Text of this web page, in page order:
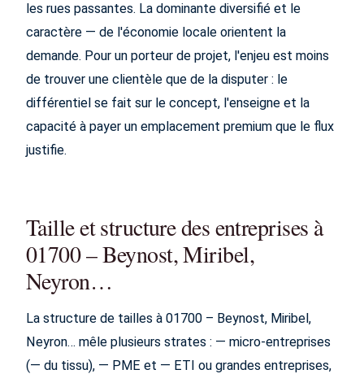
les rues passantes. La dominante diversifié et le
caractère — de l'économie locale orientent la
demande. Pour un porteur de projet, l'enjeu est moins
de trouver une clientèle que de la disputer : le
différentiel se fait sur le concept, l'enseigne et la
capacité à payer un emplacement premium que le flux
justifie.
Taille et structure des entreprises à
01700 – Beynost, Miribel,
Neyron…
La structure de tailles à 01700 – Beynost, Miribel,
Neyron… mêle plusieurs strates : — micro-entreprises
(— du tissu), — PME et — ETI ou grandes entreprises,